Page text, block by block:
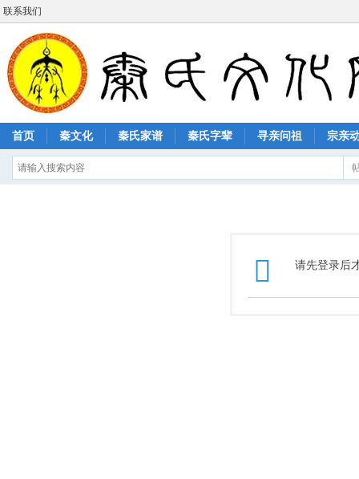
联系我们
首页 秦文化 秦氏家谱 秦氏字辈 寻亲问祖 宗亲
请先登录后